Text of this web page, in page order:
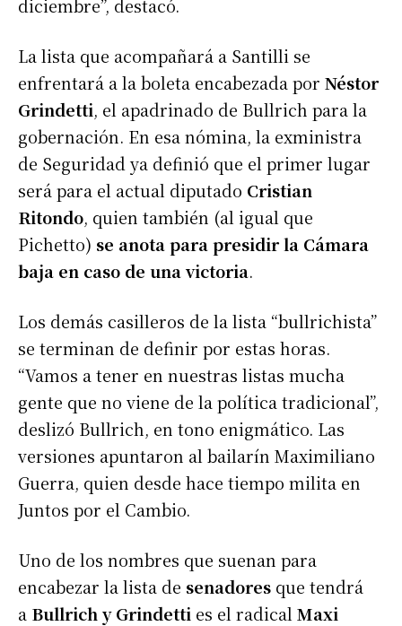
diciembre”, destacó.
La lista que acompañará a Santilli se
enfrentará a la boleta encabezada por Néstor
Grindetti, el apadrinado de Bullrich para la
gobernación. En esa nómina, la exministra
de Seguridad ya definió que el primer lugar
será para el actual diputado Cristian
Ritondo, quien también (al igual que
Pichetto) se anota para presidir la Cámara
baja en caso de una victoria.
Los demás casilleros de la lista “bullrichista”
se terminan de definir por estas horas.
“Vamos a tener en nuestras listas mucha
gente que no viene de la política tradicional”,
deslizó Bullrich, en tono enigmático. Las
versiones apuntaron al bailarín Maximiliano
Guerra, quien desde hace tiempo milita en
Juntos por el Cambio.
Uno de los nombres que suenan para
encabezar la lista de senadores que tendrá
a Bullrich y Grindetti es el radical Maxi